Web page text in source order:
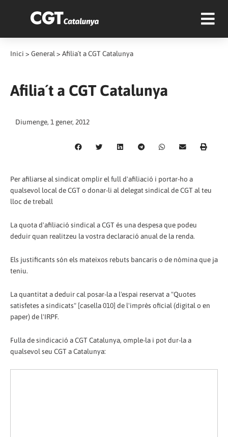
Inici > General > Afilia´t a CGT Catalunya
Afilia´t a CGT Catalunya
Diumenge, 1 gener, 2012
Per afiliarse al sindicat omplir el full d'afiliació i portar-ho a
qualsevol local de CGT o donar-li al delegat sindical de CGT al teu
lloc de treball
La quota d'afiliació sindical a CGT és una despesa que podeu
deduir quan realitzeu la vostra declaració anual de la renda.
Els justificants són els mateixos rebuts bancaris o de nòmina que ja
teniu.
La quantitat a deduir cal posar-la a l'espai reservat a "Quotes
satisfetes a sindicats" [casella 010] de l'imprès oficial (digital o en
paper) de l'IRPF.
Fulla de sindicació a CGT Catalunya, omple-la i pot dur-la a
qualsevol seu CGT a Catalunya: